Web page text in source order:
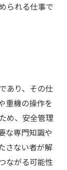
られる仕事で
あり、その仕
重機の操作を
め、安全管理
な専門知識や
さない者が解
ながる可能性